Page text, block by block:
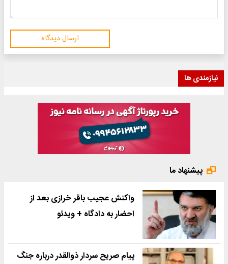
ارسال دیدگاه
نیازمندی ها
پیشنهاد ما
واکنش عجیب باقر خرازی بعد از
احضار به دادگاه + ویدئو
پیام صریح سردار ذوالقدر درباره جنگ